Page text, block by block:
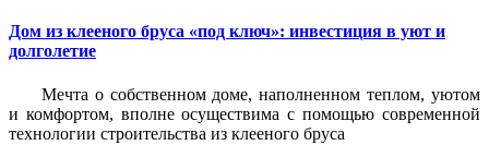
Дом из клееного бруса «под ключ»: инвестиция в уют и
долголетие
Мечта о собственном доме, наполненном теплом, уютом
и комфортом, вполне осуществима с помощью современной
технологии строительства из клееного бруса